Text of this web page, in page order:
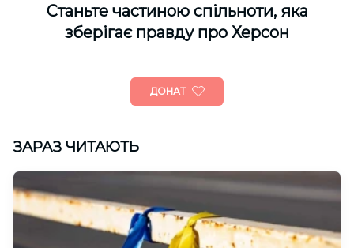
Cтаньте частиною спільноти, яка
зберігає правду про Херсон
ДОНАТ
ЗАРАЗ ЧИТАЮТЬ